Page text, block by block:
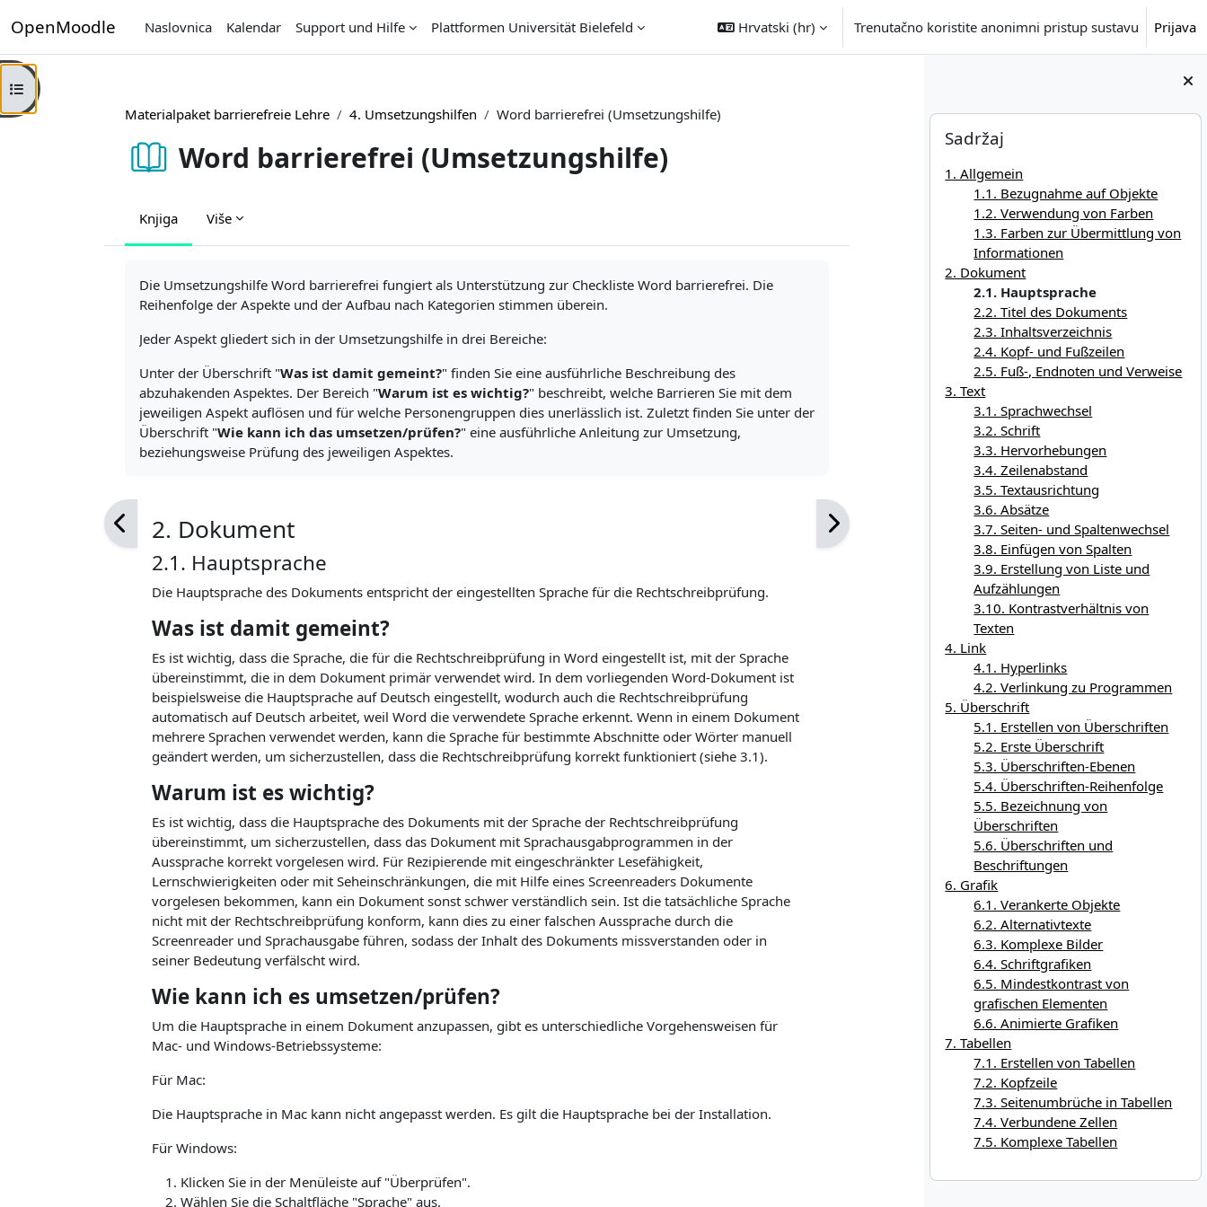
OpenMoodle Naslovnica Kalendar Support und Hilfe Plattformen Universität Bielefeld Hrvatski ‎(hr)‎ Trenutačno koristite anonimni pristup sustavu Prijava
Blokovi
Preskoči Sadržaj
Sadržaj
1. Allgemein
1.1. Bezugnahme auf Objekte
1.2. Verwendung von Farben
1.3. Farben zur Übermittlung von
Informationen
2. Dokument
2.1. Hauptsprache
2.2. Titel des Dokuments
2.3. Inhaltsverzeichnis
2.4. Kopf- und Fußzeilen
2.5. Fuß-, Endnoten und Verweise
3. Text
3.1. Sprachwechsel
3.2. Schrift
3.3. Hervorhebungen
3.4. Zeilenabstand
3.5. Textausrichtung
3.6. Absätze
3.7. Seiten- und Spaltenwechsel
3.8. Einfügen von Spalten
3.9. Erstellung von Liste und
Aufzählungen
3.10. Kontrastverhältnis von
Texten
4. Link
4.1. Hyperlinks
4.2. Verlinkung zu Programmen
5. Überschrift
5.1. Erstellen von Überschriften
5.2. Erste Überschrift
5.3. Überschriften-Ebenen
5.4. Überschriften-Reihenfolge
5.5. Bezeichnung von
Überschriften
5.6. Überschriften und
Beschriftungen
6. Grafik
6.1. Verankerte Objekte
6.2. Alternativtexte
6.3. Komplexe Bilder
6.4. Schriftgrafiken
6.5. Mindestkontrast von
grafischen Elementen
6.6. Animierte Grafiken
7. Tabellen
7.1. Erstellen von Tabellen
7.2. Kopfzeile
7.3. Seitenumbrüche in Tabellen
7.4. Verbundene Zellen
7.5. Komplexe Tabellen
Prikaži navigaciju
Materialpaket barrierefreie Lehre
4. Umsetzungshilfen Word barrierefrei (Umsetzungshilfe)
Word barrierefrei (Umsetzungshilfe)
Knjiga Više
Die Umsetzungshilfe Word barrierefrei fungiert als Unterstützung zur Checkliste Word barrierefrei. Die
Reihenfolge der Aspekte und der Aufbau nach Kategorien stimmen überein.
Jeder Aspekt gliedert sich in der Umsetzungshilfe in drei Bereiche:
Unter der Überschrift "Was ist damit gemeint?" finden Sie eine ausführliche Beschreibung des
abzuhakenden Aspektes. Der Bereich "Warum ist es wichtig?" beschreibt, welche Barrieren Sie mit dem
jeweiligen Aspekt auflösen und für welche Personengruppen dies unerlässlich ist. Zuletzt finden Sie unter der
Überschrift "Wie kann ich das umsetzen/prüfen?" eine ausführliche Anleitung zur Umsetzung,
beziehungsweise Prüfung des jeweiligen Aspektes.
2. Dokument
2.1. Hauptsprache
Die Hauptsprache des Dokuments entspricht der eingestellten Sprache für die Rechtschreibprüfung.
Was ist damit gemeint?
Es ist wichtig, dass die Sprache, die für die Rechtschreibprüfung in Word eingestellt ist, mit der Sprache
übereinstimmt, die in dem Dokument primär verwendet wird. In dem vorliegenden Word-Dokument ist
beispielsweise die Hauptsprache auf Deutsch eingestellt, wodurch auch die Rechtschreibprüfung
automatisch auf Deutsch arbeitet, weil Word die verwendete Sprache erkennt. Wenn in einem Dokument
mehrere Sprachen verwendet werden, kann die Sprache für bestimmte Abschnitte oder Wörter manuell
geändert werden, um sicherzustellen, dass die Rechtschreibprüfung korrekt funktioniert (siehe 3.1).
Warum ist es wichtig?
Es ist wichtig, dass die Hauptsprache des Dokuments mit der Sprache der Rechtschreibprüfung
übereinstimmt, um sicherzustellen, dass das Dokument mit Sprachausgabprogrammen in der
Aussprache korrekt vorgelesen wird. Für Rezipierende mit eingeschränkter Lesefähigkeit,
Lernschwierigkeiten oder mit Seheinschränkungen, die mit Hilfe eines Screenreaders Dokumente
vorgelesen bekommen, kann ein Dokument sonst schwer verständlich sein. Ist die tatsächliche Sprache
nicht mit der Rechtschreibprüfung konform, kann dies zu einer falschen Aussprache durch die
Screenreader und Sprachausgabe führen, sodass der Inhalt des Dokuments missverstanden oder in
seiner Bedeutung verfälscht wird.
Wie kann ich es umsetzen/prüfen?
Um die Hauptsprache in einem Dokument anzupassen, gibt es unterschiedliche Vorgehensweisen für
Mac- und Windows-Betriebssysteme:
Für Mac:
Die Hauptsprache in Mac kann nicht angepasst werden. Es gilt die Hauptsprache bei der Installation.
Für Windows:
Klicken Sie in der Menüleiste auf "Überprüfen".
Wählen Sie die Schaltfläche "Sprache" aus.